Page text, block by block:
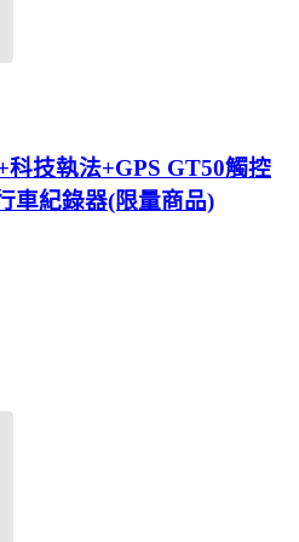
技執法+GPS GT50觸控
車紀錄器(限量商品)